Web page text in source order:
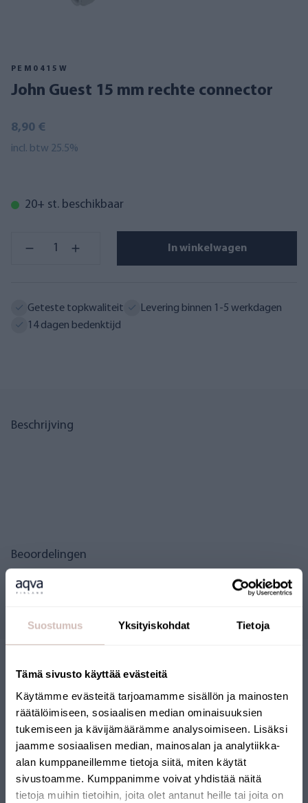
Suostumus Yksityiskohdat Tietoja
Tämä sivusto käyttää evästeitä
Käytämme evästeitä tarjoamamme sisällön ja mainosten
räätälöimiseen, sosiaalisen median ominaisuuksien
tukemiseen ja kävijämäärämme analysoimiseen. Lisäksi
jaamme sosiaalisen median, mainosalan ja analytiikka-
alan kumppaneillemme tietoja siitä, miten käytät
sivustoamme. Kumppanimme voivat yhdistää näitä
tietoja muihin tietoihin, joita olet antanut heille tai joita on
PEM0415W
John Guest 15 mm rechte connector
8,90 €
incl. btw 25.5%
20+ st. beschikbaar
In winkelwagen
Geteste topkwaliteit
Levering binnen 1-5 werkdagen
14 dagen bedenktijd
Beschrijving
Beoordelingen
FINSE WEBSHOP
Onze webshop heeft het Key Flag-keurmerk ontvangen. De